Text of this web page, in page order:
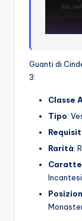
Guanti di
3:
Classe
Tipo:
Rarità: